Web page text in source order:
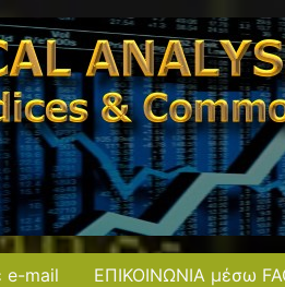
e-mail ΕΠΙΚΟΙΝΩΝΙΑ μέσω